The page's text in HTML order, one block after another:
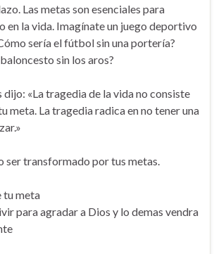
Las metas son esenciales para
en la vida. Imagínate un juego deportivo
sería el fútbol sin una portería?
sin los aros?
«La tragedia de la vida no consiste
meta. La tragedia radica en no tener una
ser transformado por tus metas.
tu meta
para agradar a Dios y lo demas vendra